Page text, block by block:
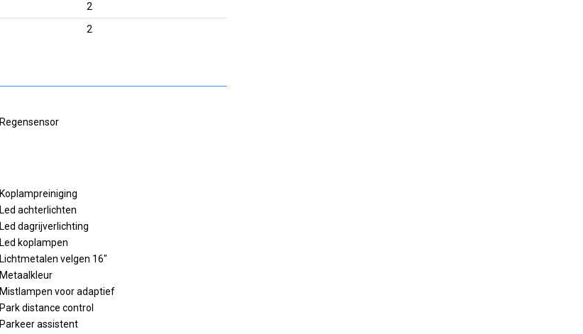
2
2
Regensensor
Koplampreiniging
Led achterlichten
Led dagrijverlichting
Led koplampen
Lichtmetalen velgen 16"
Metaalkleur
Mistlampen voor adaptief
Park distance control
Parkeer assistent